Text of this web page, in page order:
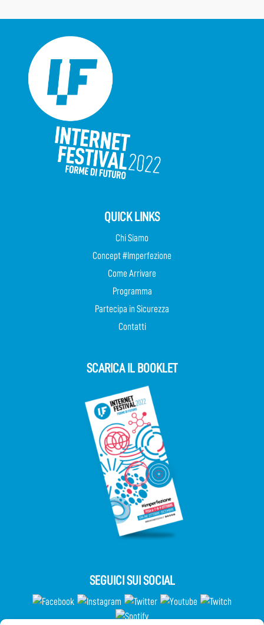
QUICK LINKS
Chi Siamo
Concept #Imperfezione
Come Arrivare
Programma
Partecipa in Sicurezza
Contatti
SCARICA IL BOOKLET
SEGUICI SUI SOCIAL